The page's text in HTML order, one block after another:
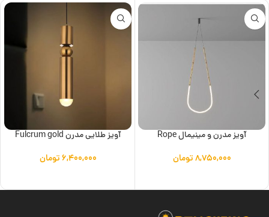
آویز مدرن و مینیمال Rope
۸,۷۵۰,۰۰۰تومان
آویز طلایی مدرن Fulcrum gold
۶,۴۰۰,۰۰۰تومان